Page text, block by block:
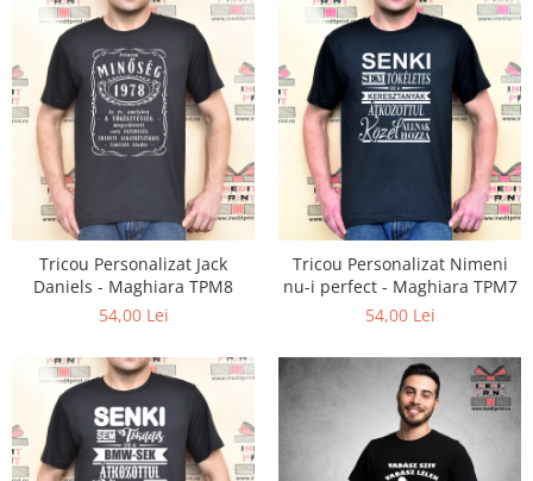
Toppere Flori
Pachete de toppere
Oferte (Cake Toppers)
Oferte (Toppere Flori)
Pachete Inedite
Stand Prezentare
Oneline (Topper Lateral)
Tricou Personalizat Jack
Daniels - Maghiara TPM8
54,00 Lei
Tricou Personalizat Nimeni
nu-i perfect - Maghiara TPM7
54,00 Lei